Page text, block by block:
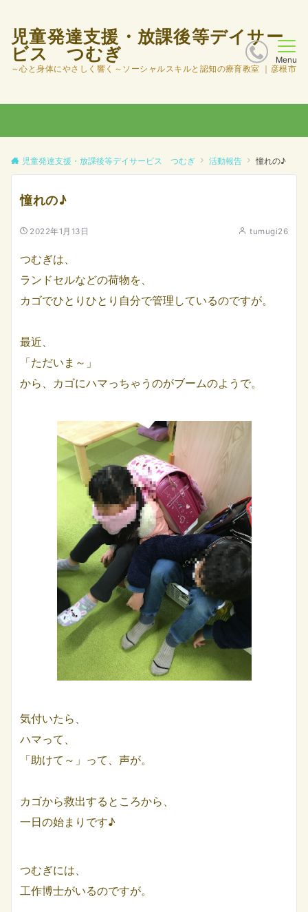
児童発達支援・放課後等デイサー
ビス つむぎ
～心と身体にやさしく響く～ソーシャルスキルと認知の療育教室 ｜彦根市
Menu
児童発達支援・放課後等デイサービス つむぎ 活動報告 憧れの♪
憧れの♪
2022年1月13日 tumugi26
つむぎは、
ランドセルなどの荷物を、
カゴでひとりひとり自分で管理しているのですが。
最近、
「ただいま～」
から、カゴにハマっちゃうのがブームのようで。
気付いたら、
ハマって、
「助けて～」って、声が。
カゴから救出するところから、
一日の始まりです♪
つむぎには、
工作博士がいるのですが。